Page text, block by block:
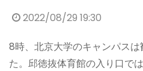
2022/08/29 19:30
8時、北京大学のキャンパス
た。邱徳抜体育館の入り口で